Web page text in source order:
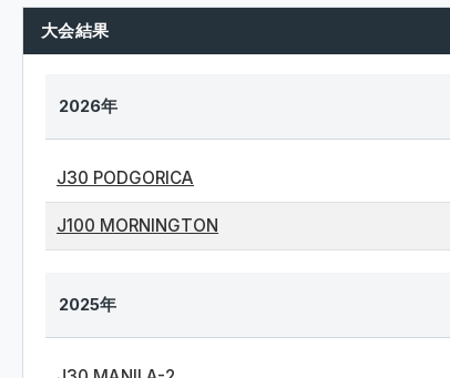
大会結果
2026年
J30 PODGORICA
J100 MORNINGTON
2025年